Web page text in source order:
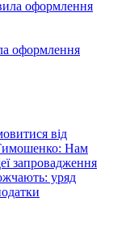
оформлення
від
Нам
запровадження
уряд